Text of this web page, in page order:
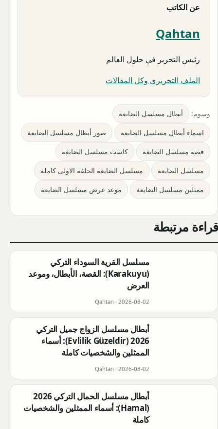
عن الكاتب
Qahtan
رئيس التحرير في حلول العالم
الملف التحريري وكل المقالات
وسوم: أبطال مسلسل الضايعة
اسماء أبطال مسلسل الضايعة صور أبطال مسلسل الضايعة
قصة مسلسل الضايعة كاست مسلسل الضايعة
مسلسل الضايعة مسلسل الضايعة الحلقة الاولى كاملة
ممثلين مسلسل الضايعة موعد عرض مسلسل الضايعة
قراءة مرتبطة
مسلسل القرية السوداء التركي
(Karakuyu): القصة، الأبطال، وموعد
العرض
Qahtan · 2026-08-02
أبطال مسلسل الزواج جميل التركي
2026 (Evlilik Güzeldir): أسماء
الممثلين والشخصيات كاملة
Qahtan · 2026-08-02
أبطال مسلسل الحمال التركي 2026
(Hamal): أسماء الممثلين والشخصيات
كاملة